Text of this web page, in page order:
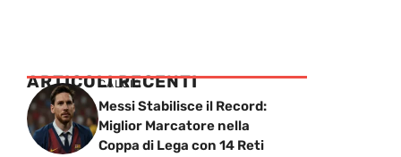
ARTICOLI RECENTI
CALCIO
Messi Stabilisce il Record:
Miglior Marcatore nella
Coppa di Lega con 14 Reti